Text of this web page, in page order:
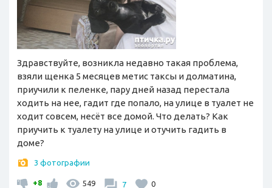
Здравствуйте, возникла недавно такая проблема,
взяли щенка 5 месяцев метис таксы и долматина,
приучили к пеленке, пару дней назад перестала
ходить на нее, гадит где попало, на улице в туалет не
ходит совсем, несёт все домой. Что делать? Как
приучить к туалету на улице и отучить гадить в
доме?
3 фотографии
+8 549 7 0